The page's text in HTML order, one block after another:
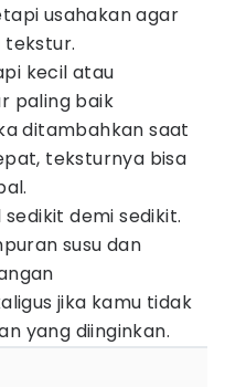
usahakan agar
kecil atau
paling baik
ditambahkan saat
teksturnya bisa
demi sedikit.
susu dan
jika kamu tidak
yang diinginkan.